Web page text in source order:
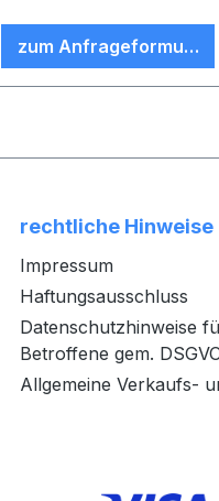
zum Anfrageformular
rechtliche Hinweise
Impressum
Haftungsausschluss
Datenschutzhinweise
Betroffene gem.
Allgemeine Verkaufs-